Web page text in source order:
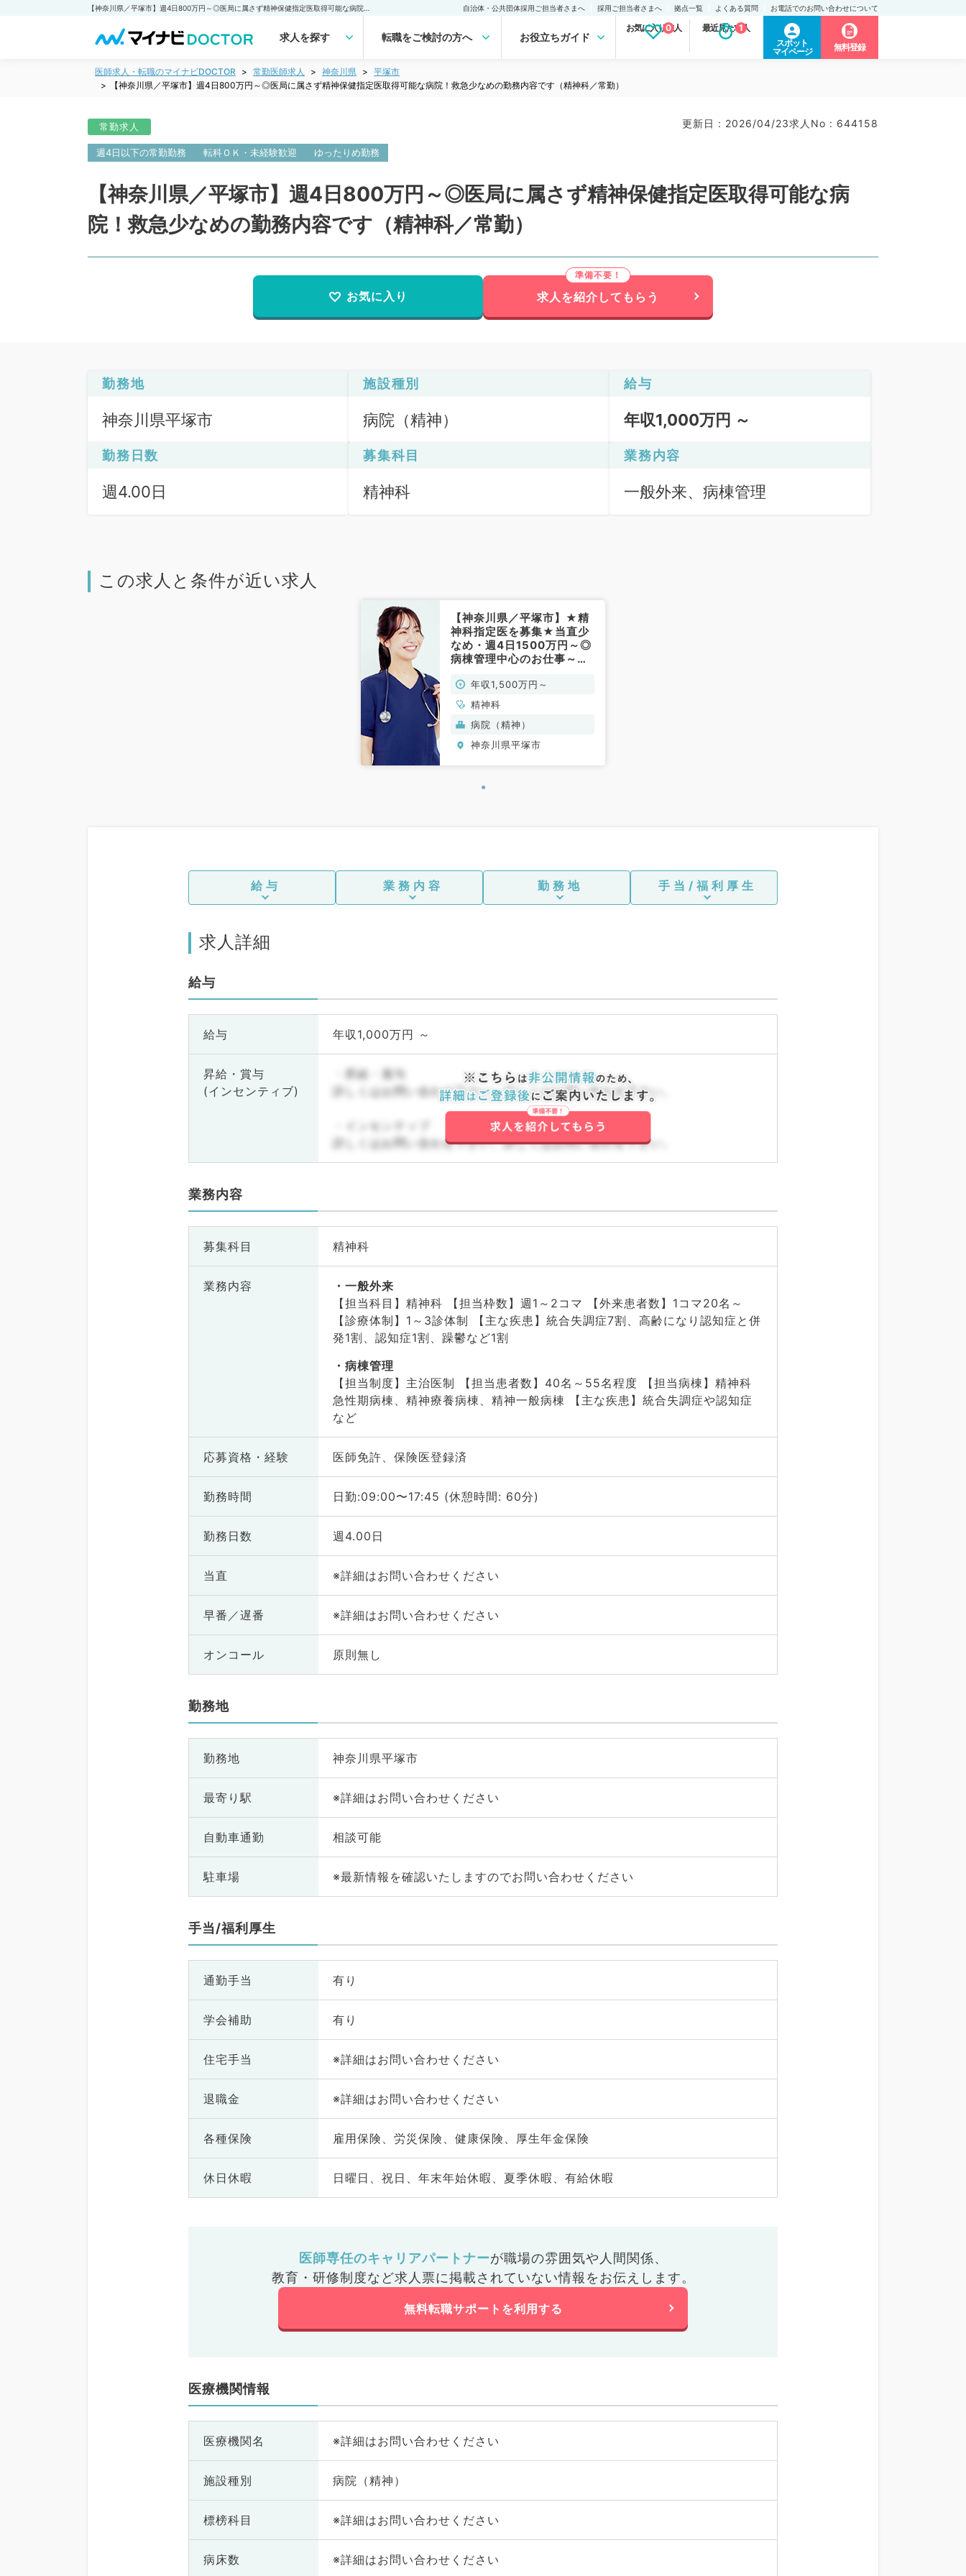
自治体・公共団体採用ご担当者さまへ 採用ご担当者さまへ 拠点一覧 よくある質問 お電話でのお問い合わせについて
求人を探す 転職をご検討の方へ お役立ちガイド
お気に入り求人
0 最近見た求人
1
スポット
マイページ
無料登録
医師求人・転職のマイナビDOCTOR 常勤医師求人 神奈川県
平塚市
【神奈川県／平塚市】週4日800万円～◎医局に属さず精神保健指定医取得可能な病院！救急少なめの勤務内容です（精神科／常勤）
常勤求人 更新日 : 2026/04/23求人No : 644158
週4日以下の常勤勤務 転科ＯＫ・未経験歓迎 ゆったりめ勤務
【神奈川県／平塚市】週4日800万円～◎医局に属さず精神保健指定医取得可能な病
院！救急少なめの勤務内容です（精神科／常勤）
お気に入り 求人を紹介してもらう
勤務地
神奈川県平塚市
施設種別
病院（精神）
給与
年収1,000万円 ～
勤務日数
週4.00日
募集科目
精神科
業務内容
一般外来、病棟管理
この求人と条件が近い求人
【神奈川県／平塚市】★精
神科指定医を募集★当直少
なめ・週4日1500万円～◎
病棟管理中心のお仕事～車
年収1,500万円～
精神科
病院（精神）
神奈川県平塚市
給与 業務内容 勤務地 手当/福利厚生
求人詳細
給与
給与 年収1,000万円 ～
昇給・賞与
(インセンティブ)
・昇給・賞与
詳しくはお問い合わせ下さい。詳しくはお問い合わせ下さい。
・インセンティブ
詳しくはお問い合わせ下さい。詳しくはお問い合わせ下さい。
業務内容
募集科目 精神科
業務内容
一般外来
【担当科目】精神科 【担当枠数】週1～2コマ 【外来患者数】1コマ20名～
【診療体制】1～3診体制 【主な疾患】統合失調症7割、高齢になり認知症と併
発1割、認知症1割、躁鬱など1割
病棟管理
【担当制度】主治医制 【担当患者数】40名～55名程度 【担当病棟】精神科
急性期病棟、精神療養病棟、精神一般病棟 【主な疾患】統合失調症や認知症
など
応募資格・ 経験 医師免許、保険医登録済
勤務時間 日勤:09:00〜17:45 (休憩時間: 60分)
勤務日数 週4.00日
当直 ※詳細はお問い合わせください
早番／遅番 ※詳細はお問い合わせください
オンコール 原則無し
勤務地
勤務地 神奈川県平塚市
最寄り駅 ※詳細はお問い合わせください
自動車通勤 相談可能
駐車場 ※最新情報を確認いたしますのでお問い合わせください
手当/福利厚生
通勤手当 有り
学会補助 有り
住宅手当 ※詳細はお問い合わせください
退職金 ※詳細はお問い合わせください
各種保険 雇用保険、労災保険、健康保険、厚生年金保険
休日休暇 日曜日、祝日、年末年始休暇、夏季休暇、有給休暇
医師専任のキャリアパートナーが職場の雰囲気や人間関係、
教育・研修制度など求人票に掲載されていない情報をお伝えします。
無料転職サポートを利用する
医療機関情報
医療機関名 ※詳細はお問い合わせください
施設種別 病院（精神）
標榜科目 ※詳細はお問い合わせください
病床数 ※詳細はお問い合わせください